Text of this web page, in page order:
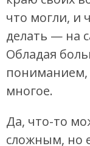
что могли, и
делать — на
Обладая
многое.
Да, что-то
сложным, но